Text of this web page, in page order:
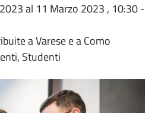
al 11 Marzo 2023 , 10:30 -
a Varese e a Como
Studenti